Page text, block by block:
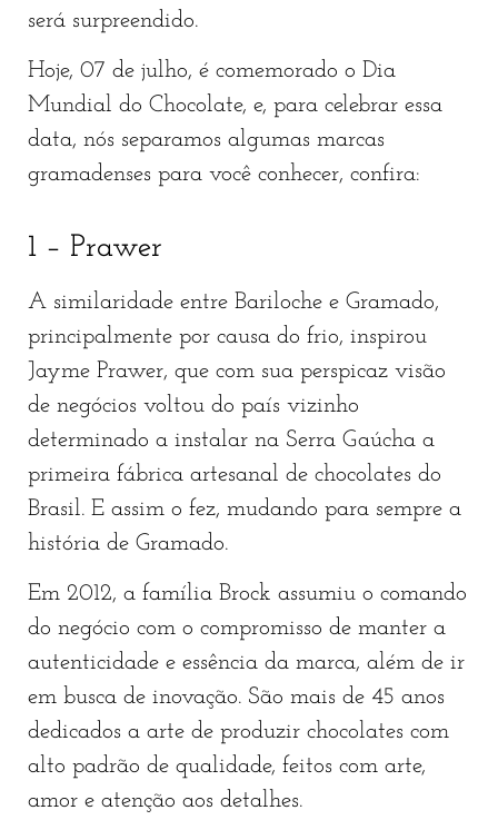
será surpreendido.
Hoje, 07 de julho, é comemorado o Dia
Mundial do Chocolate, e, para celebrar essa
data, nós separamos algumas marcas
gramadenses para você conhecer, confira:
1 – Prawer
A similaridade entre Bariloche e Gramado,
principalmente por causa do frio, inspirou
Jayme Prawer, que com sua perspicaz visão
de negócios voltou do país vizinho
determinado a instalar na Serra Gaúcha a
primeira fábrica artesanal de chocolates do
Brasil. E assim o fez, mudando para sempre a
história de Gramado.
Em 2012, a família Brock assumiu o comando
do negócio com o compromisso de manter a
autenticidade e essência da marca, além de ir
em busca de inovação. São mais de 45 anos
dedicados a arte de produzir chocolates com
alto padrão de qualidade, feitos com arte,
amor e atenção aos detalhes.